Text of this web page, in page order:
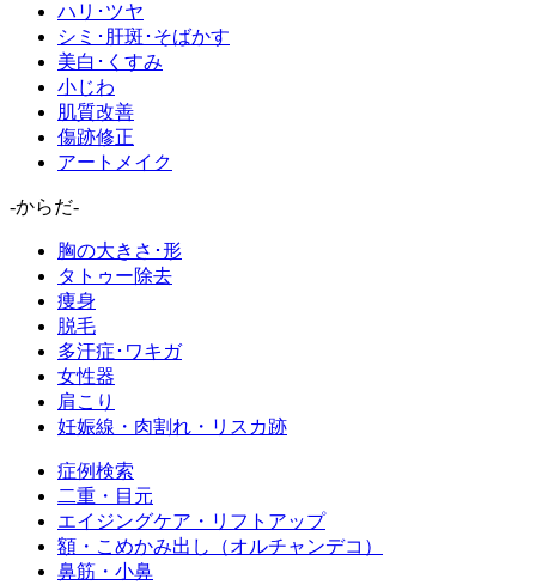
ハリ･ツヤ
シミ･肝斑･そばかす
美白･くすみ
小じわ
肌質改善
傷跡修正
アートメイク
-からだ-
胸の大きさ･形
タトゥー除去
痩身
脱毛
多汗症･ワキガ
女性器
肩こり
妊娠線・肉割れ・リスカ跡
症例検索
二重・目元
エイジングケア・リフトアップ
額・こめかみ出し（オルチャンデコ）
鼻筋・小鼻